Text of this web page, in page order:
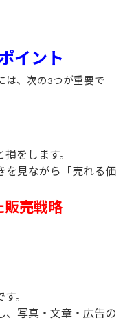
イント
は、次の3つが重要で
をします。
を見ながら「売れる価
売戦略
。
、写真・文章・広告の